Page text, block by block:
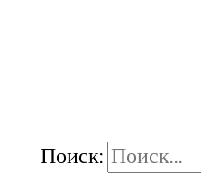
Поиск: